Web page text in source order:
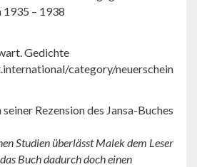
1935 – 1938
Gedichte
category/neuerschein
Rezension des Jansa-Buches
Studien überlässt Malek dem Leser
Buch dadurch doch einen